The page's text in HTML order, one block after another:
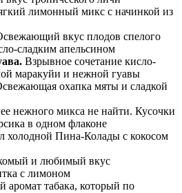
лимонный микс с начинкой из
вкус плодов спелого
сладким апельсином
Взрывное сочетание кисло-
маракуйи и нежной гуавы
охапка мяты и сладкой
нежного микса не найти. Кусочки
в одном флаконе
холодной Пина-Колады с кокосом
и любимый вкус
с лимоном
аромат табака, который по